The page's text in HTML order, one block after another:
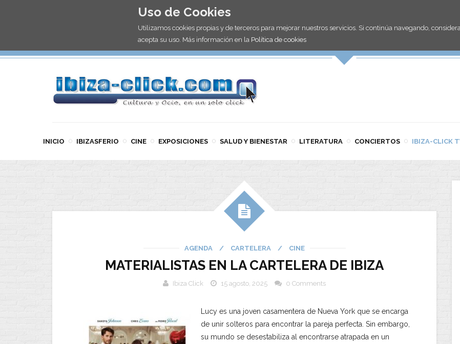
Uso de Cookies
Utilizamos cookies propias y de terceros para mejorar nuestros servicios. Si continúa navegando,
acepta su uso. Más información en la Política de cookies
INICIO IBIZASFERIO CINE EXPOSICIONES SALUD Y BIENESTAR LITERATURA CONCIERTOS IBIZA-CLICK
AGENDA / CARTELERA / CINE
MATERIALISTAS EN LA CARTELERA DE IBIZA
Ibiza Click 15 agosto, 2025 0 Comments
Lucy es una joven casamentera de Nueva York que se encarga
de unir solteros para encontrar la pareja perfecta. Sin embargo,
su mundo se desestabiliza al encontrarse atrapada en un